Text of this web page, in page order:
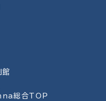
館
総合TOP